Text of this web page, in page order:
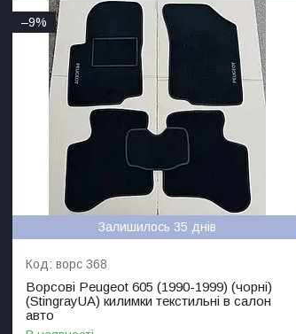
–9%
Залишилось 35 днів
ворс 368
Ворсові Peugeot 605 (1990-1999) (чорні)
(StingrayUA) килимки текстильні в салон
авто